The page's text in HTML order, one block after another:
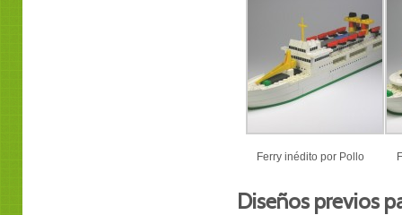
Ferry inédito por Pollo
Diseños previos